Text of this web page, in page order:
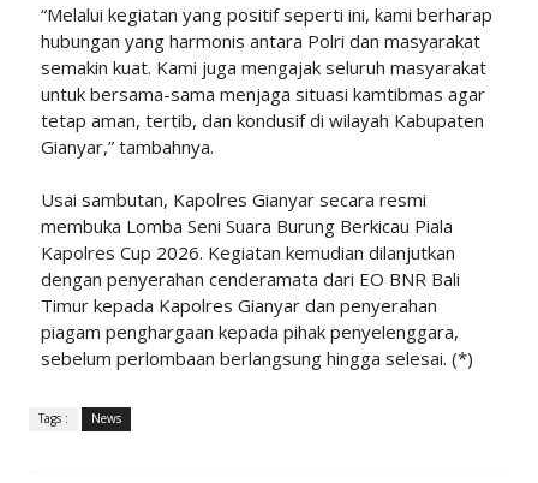
“Melalui kegiatan yang positif seperti ini, kami berharap
hubungan yang harmonis antara Polri dan masyarakat
semakin kuat. Kami juga mengajak seluruh masyarakat
untuk bersama-sama menjaga situasi kamtibmas agar
tetap aman, tertib, dan kondusif di wilayah Kabupaten
Gianyar,” tambahnya.
Usai sambutan, Kapolres Gianyar secara resmi
membuka Lomba Seni Suara Burung Berkicau Piala
Kapolres Cup 2026. Kegiatan kemudian dilanjutkan
dengan penyerahan cenderamata dari EO BNR Bali
Timur kepada Kapolres Gianyar dan penyerahan
piagam penghargaan kepada pihak penyelenggara,
sebelum perlombaan berlangsung hingga selesai. (*)
Tags : News